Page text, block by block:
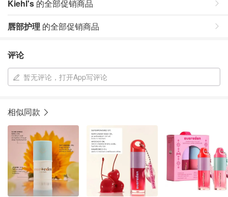
Kiehl's 的全部促销商品
唇部护理 的全部促销商品
评论
暂无评论，打开App写评论
相似同款